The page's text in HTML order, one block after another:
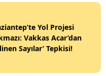
Yol Projesi
Vakkas Acar’dan
Sayılar’ Tepkisi!